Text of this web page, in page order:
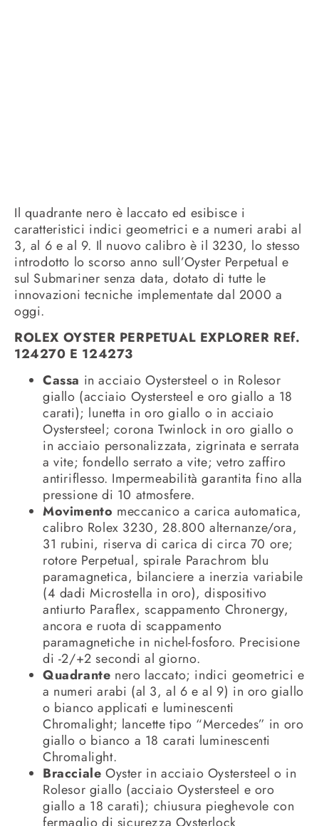
Il quadrante nero è laccato ed esibisce i
caratteristici indici geometrici e a numeri arabi al
3, al 6 e al 9. Il nuovo calibro è il 3230, lo stesso
introdotto lo scorso anno sull’Oyster Perpetual e
sul Submariner senza data, dotato di tutte le
innovazioni tecniche implementate dal 2000 a
oggi.
ROLEX OYSTER PERPETUAL EXPLORER REf.
124270 E 124273
Cassa in acciaio Oystersteel o in Rolesor
giallo (acciaio Oystersteel e oro giallo a 18
carati); lunetta in oro giallo o in acciaio
Oystersteel; corona Twinlock in oro giallo o
in acciaio personalizzata, zigrinata e serrata
a vite; fondello serrato a vite; vetro zaffiro
antiriflesso. Impermeabilità garantita fino alla
pressione di 10 atmosfere.
Movimento meccanico a carica automatica,
calibro Rolex 3230, 28.800 alternanze/ora,
31 rubini, riserva di carica di circa 70 ore;
rotore Perpetual, spirale Parachrom blu
paramagnetica, bilanciere a inerzia variabile
(4 dadi Microstella in oro), dispositivo
antiurto Paraflex, scappamento Chronergy,
ancora e ruota di scappamento
paramagnetiche in nichel-fosforo. Precisione
di -2/+2 secondi al giorno.
Quadrante nero laccato; indici geometrici e
a numeri arabi (al 3, al 6 e al 9) in oro giallo
o bianco applicati e luminescenti
Chromalight; lancette tipo “Mercedes” in oro
giallo o bianco a 18 carati luminescenti
Chromalight.
Bracciale Oyster in acciaio Oystersteel o in
Rolesor giallo (acciaio Oystersteel e oro
giallo a 18 carati); chiusura pieghevole con